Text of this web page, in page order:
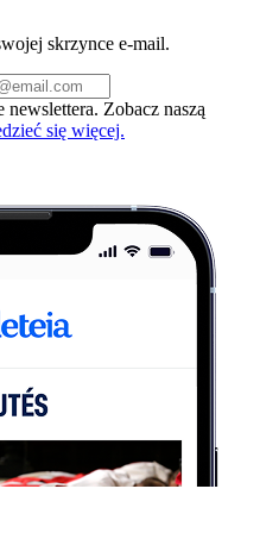
skrzynce e-mail.
Zobacz naszą
się więcej.